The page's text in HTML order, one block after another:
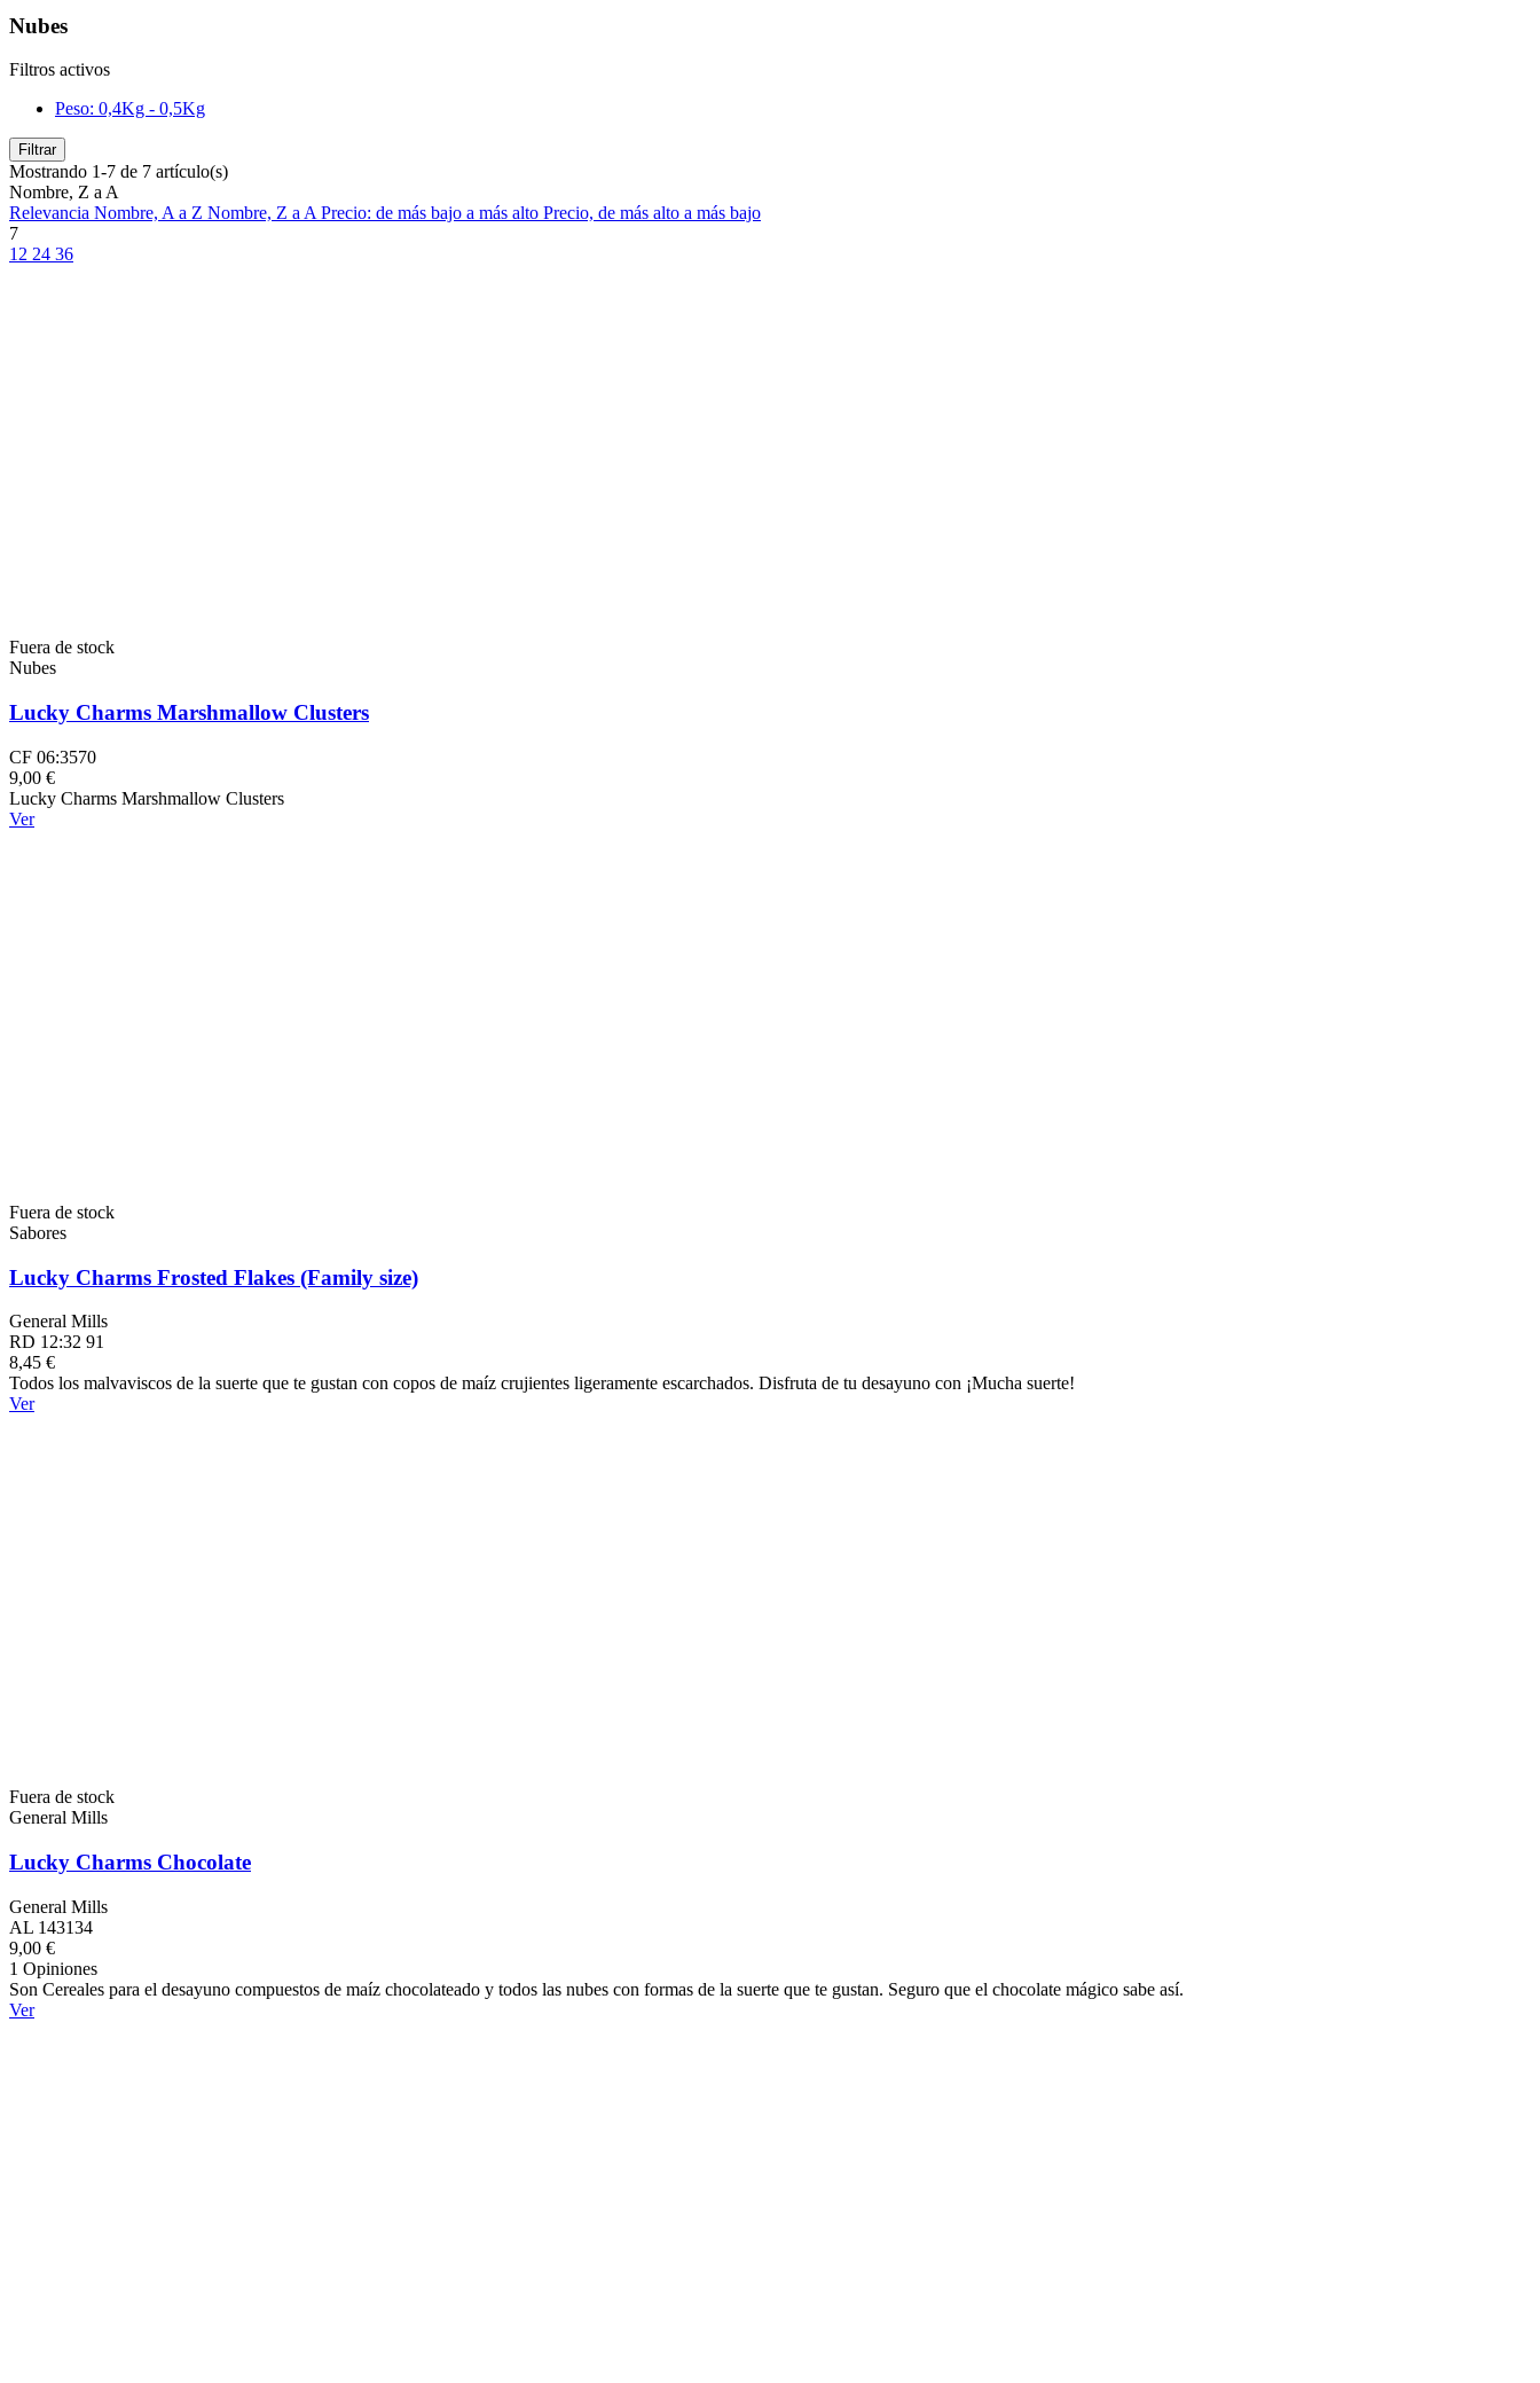
Nubes
Filtros activos
Peso: 0,4Kg - 0,5Kg
Filtrar
Mostrando 1-7 de 7 artículo(s)
Nombre, Z a A
Relevancia Nombre, A a Z Nombre, Z a APrecio: de más bajo a más alto Precio, de más alto a más bajo
7
12 24 36
Fuera de stock
Nubes
Lucky Charms Marshmallow Clusters
CF 06:3570
9,00 €
Lucky Charms Marshmallow Clusters
Ver
Fuera de stock
Sabores
Lucky Charms Frosted Flakes (Family size)
General Mills
RD 12:32 91
8,45 €
Todos los malvaviscos de la suerte que te gustan con copos de maíz crujientes ligeramente escarchados. Disfruta de tu desayuno con ¡Mucha suerte!
Ver
Fuera de stock
General Mills
Lucky Charms Chocolate
General Mills
AL 143134
9,00 €
1 Opiniones
Son Cereales para el desayuno compuestos de maíz chocolateado y todos las nubes con formas de la suerte que te gustan. Seguro que el chocolate mágico sabe así.
Ver